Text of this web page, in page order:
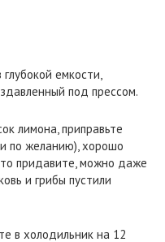
емкости,
под прессом.
лимона, приправьте
по желанию), хорошо
придавите, можно даже
и грибы пустили
в холодильник на 12